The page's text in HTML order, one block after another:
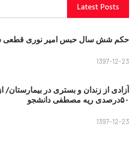
Latest Posts
حکم شش سال حبس امیر نوری قطعی
1397-12-23
آزادی از زندان و بستری در بیمارستان/
۵۰درصدی ریه مصطفی دانشجو
1397-12-23